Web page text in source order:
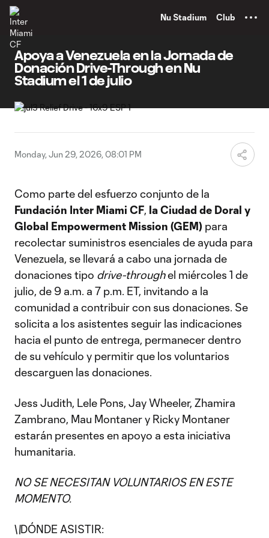
Nu Stadium Club
Apoya a Venezuela en la Jornada de
Donación Drive-Through en Nu
Stadium el 1 de julio
Monday, Jun 29, 2026, 08:01 PM
Como parte del esfuerzo conjunto de la
Fundación Inter Miami CF, la Ciudad de Doral y
Global Empowerment Mission (GEM) para
recolectar suministros esenciales de ayuda para
Venezuela, se llevará a cabo una jornada de
donaciones tipo drive-throughel miércoles 1 de
julio, de 9 a.m. a 7 p.m. ET, invitando a la
comunidad a contribuir con sus donaciones. Se
solicita a los asistentes seguir las indicaciones
hacia el punto de entrega, permanecer dentro
de su vehículo y permitir que los voluntarios
descarguen las donaciones.
Jess Judith, Lele Pons, Jay Wheeler, Zhamira
Zambrano, Mau Montaner y Ricky Montaner
estarán presentes en apoyo a esta iniciativa
humanitaria.
NO SE NECESITAN VOLUNTARIOS EN ESTE
MOMENTO.
\\DÓNDE ASISTIR: